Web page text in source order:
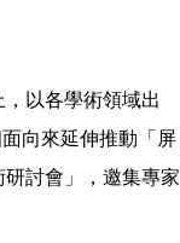
以各學術領域出
向來延伸推動「屏
討會」，邀集專家